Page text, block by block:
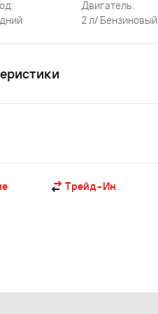
Двигатель:
2 л/ Бензиновый
Трейд-Ин